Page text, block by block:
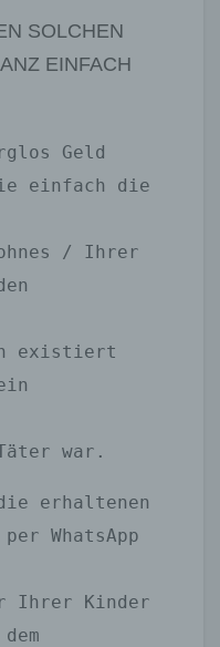
SOLCHEN
EINFACH
einfach die
/ Ihrer
existiert
war.
WhatsApp
Ihrer Kinder